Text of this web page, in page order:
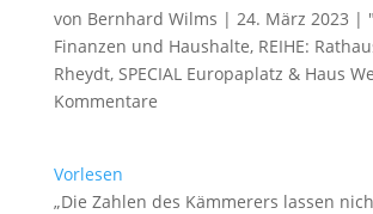
von Bernhard Wilms | 24. März 2023 |
Finanzen und Haushalte, REIHE:
Rheydt, SPECIAL Europaplatz & Haus
Kommentare
Vorlesen
„Die Zahlen des Kämmerers lassen